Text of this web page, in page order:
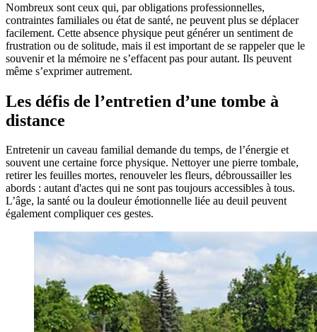
Nombreux sont ceux qui, par obligations professionnelles,
contraintes familiales ou état de santé, ne peuvent plus se déplacer
facilement. Cette absence physique peut générer un sentiment de
frustration ou de solitude, mais il est important de se rappeler que le
souvenir et la mémoire ne s’effacent pas pour autant. Ils peuvent
même s’exprimer autrement.
Les défis de l’entretien d’une tombe à
distance
Entretenir un caveau familial demande du temps, de l’énergie et
souvent une certaine force physique. Nettoyer une pierre tombale,
retirer les feuilles mortes, renouveler les fleurs, débroussailler les
abords : autant d'actes qui ne sont pas toujours accessibles à tous.
L’âge, la santé ou la douleur émotionnelle liée au deuil peuvent
également compliquer ces gestes.